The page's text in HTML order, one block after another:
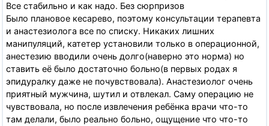
Все стабильно и как надо. Без сюрпризов
Было плановое кесарево, поэтому консультации терапевта
и анастезиолога все по списку. Никаких лишних
манипуляций, катетер установили только в операционной,
анестезию вводили очень долго(наверно это норма) но
ставить её было достаточно больно(в первых родах я
эпидуралку даже не почувствовала). Анастезиолог очень
приятный мужчина, шутил и отвлекал. Саму операцию не
чувствовала, но после извлечения ребёнка врачи что-то
там делали, было реально больно, ощущение что что-то